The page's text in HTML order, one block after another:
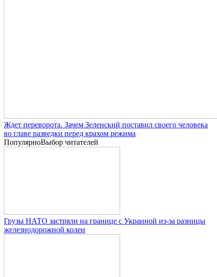
Ждет переворота. Зачем Зеленский поставил своего человека
во главе разведки перед крахом режима
ПопулярноВыбор читателей
Грузы НАТО застряли на границе с Украиной из-за разницы
железнодорожной колеи